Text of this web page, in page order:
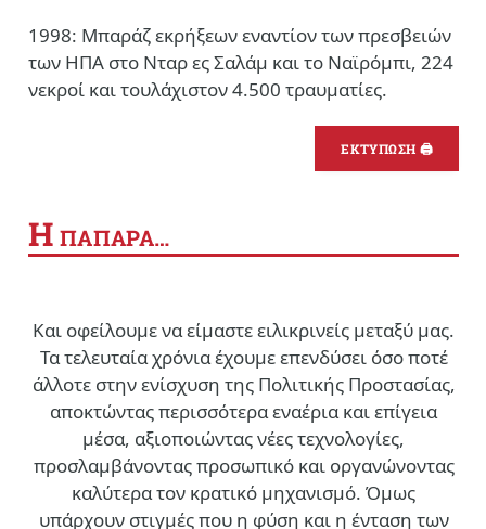
1998: Μπαράζ εκρήξεων εναντίον των πρεσβειών
των ΗΠΑ στο Νταρ ες Σαλάμ και το Ναϊρόμπι, 224
νεκροί και τουλάχιστον 4.500 τραυματίες.
ΕΚΤΥΠΩΣΗ 🖨
Η ΠΑΠΑΡΑ…
Και οφείλουμε να είμαστε ειλικρινείς μεταξύ μας.
Τα τελευταία χρόνια έχουμε επενδύσει όσο ποτέ
άλλοτε στην ενίσχυση της Πολιτικής Προστασίας,
αποκτώντας περισσότερα εναέρια και επίγεια
μέσα, αξιοποιώντας νέες τεχνολογίες,
προσλαμβάνοντας προσωπικό και οργανώνοντας
καλύτερα τον κρατικό μηχανισμό. Όμως
υπάρχουν στιγμές που η φύση και η ένταση των